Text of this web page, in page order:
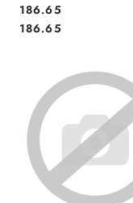
Cena:
186.65
Cena:
186.65